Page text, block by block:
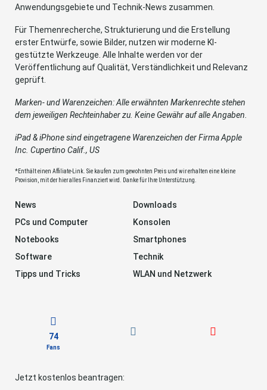
Anwendungsgebiete und Technik-News zusammen.
Für Themenrecherche, Strukturierung und die Erstellung
erster Entwürfe, sowie Bilder, nutzen wir moderne KI-
gestützte Werkzeuge. Alle Inhalte werden vor der
Veröffentlichung auf Qualität, Verständlichkeit und Relevanz
geprüft.
Marken- und Warenzeichen: Alle erwähnten Markenrechte stehen
dem jeweiligen Rechteinhaber zu. Keine Gewähr auf alle Angaben.
iPad & iPhone sind eingetragene Warenzeichen der Firma Apple
Inc. Cupertino Calif., US
*Enthält einen Affiliate-Link. Sie kaufen zum gewohnten Preis und wir erhalten eine kleine
Provision, mit der hier alles Finanziert wird. Danke für Ihre Unterstützung.
News
Downloads
PCs und Computer
Konsolen
Notebooks
Smartphones
Software
Technik
Tipps und Tricks
WLAN und Netzwerk
74
Fans
Jetzt kostenlos beantragen: